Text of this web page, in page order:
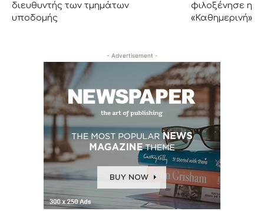
διευθυντής των τμημάτων
υποδομής
φιλοξένησε η
«Καθημερινή»
- Advertisement -